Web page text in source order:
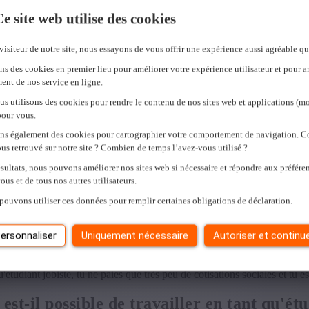
site web utilise des cookies
de notre site, nous essayons de vous offrir une expérience aussi agréable
des cookies en premier lieu pour améliorer votre expérience utilisateur et pour
de nos service en ligne.
utilisons des cookies pour rendre le contenu de nos sites web et applications
vous.
également des cookies pour cartographier votre comportement de navigation.
retrouvé sur notre site ? Combien de temps l’avez-vous utilisé ?
nous pouvons améliorer nos sites web si nécessaire et répondre aux
et de tous nos autres utilisateurs.
utiliser ces données pour remplir certaines obligations de déclaration.
Uniquement nécessaire Autoriser et
EN TANT
comme étudiant jobiste. Un contrat d'étudiant t'offre
jobiste, tu ne paies que très peu de cotisations sociales et tu
est-il possible de travailler en tant